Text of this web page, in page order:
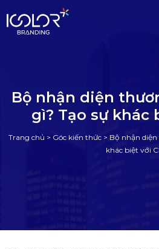
#
Bộ nhận diện
gì? Tạo sự khác
Trang chủ > Góc kiến thức> Bộ nhận diện
khác biệt với